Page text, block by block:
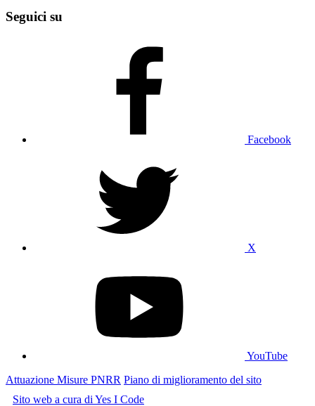
Seguici su
Facebook
X
YouTube
Attuazione Misure PNRR Piano di miglioramento del sito
Sito web a cura di Yes I Code